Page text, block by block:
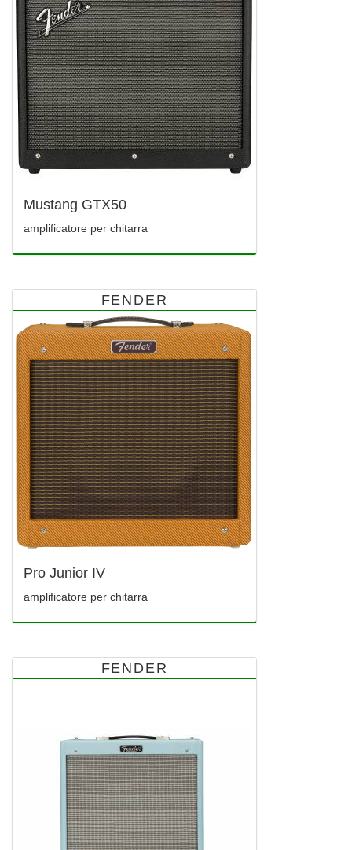
Mustang GTX50
amplificatore per chitarra
FENDER
Pro Junior IV
amplificatore per chitarra
FENDER